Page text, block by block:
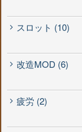
スロット (10)
改造MOD (6)
疲労 (2)